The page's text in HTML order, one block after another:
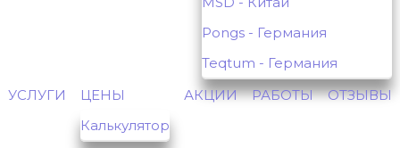
Pongs - Германия
Teqtum - Германия
УСЛУГИ
ЦЕНЫ
Калькулятор
АКЦИИ РАБОТЫ ОТЗЫВЫ